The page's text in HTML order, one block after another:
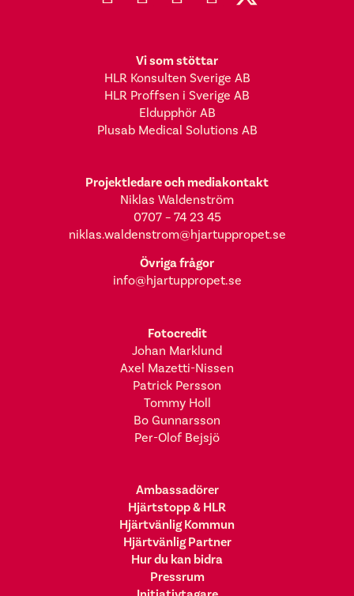
Vi som stöttar
HLR Konsulten Sverige AB
HLR Proffsen i Sverige AB
Eldupphör AB
Plusab Medical Solutions AB
Projektledare och mediakontakt
Niklas Waldenström
0707 – 74 23 45
niklas.waldenstrom@hjartuppropet.se
Övriga frågor
info@hjartuppropet.se
Fotocredit
Johan Marklund
Axel Mazetti-Nissen
Patrick Persson
Tommy Holl
Bo Gunnarsson
Per-Olof Bejsjö
Ambassadörer
Hjärtstopp & HLR
Hjärtvänlig Kommun
Hjärtvänlig Partner
Hur du kan bidra
Pressrum